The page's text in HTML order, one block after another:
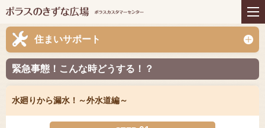
住まいの商品
インテリアコーディネー
ト
ライフスタイルと住まい
プレゼント＆コミュニテ
お知らせ イベント
住まいサポート
緊急事態！こんな時どうする！？
水廻りから漏水！～外水道編～